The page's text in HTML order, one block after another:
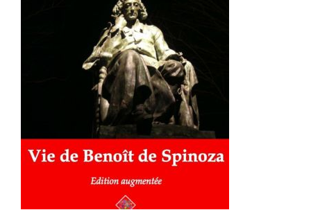
AJOUTER AU PANIER / DÉTAILS